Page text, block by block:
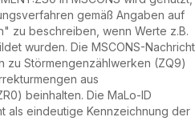
gemäß Angaben auf
zu beschreiben, wenn Werte z.B.
wurden. Die MSCONS-Nachricht
zu Störmengenzählwerken (ZQ9)
aus
beinhalten. Die MaLo-ID
als eindeutige Kennzeichnung der